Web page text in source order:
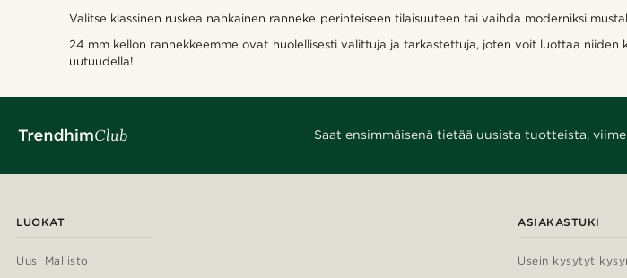
Valitse klassinen ruskea nahkainen ranneke perinteiseen tilaisuuteen tai vaihda moderniksi
24 mm kellon rannekkeemme ovat huolellisesti valittuja ja tarkastettuja, joten voit luottaa
uutuudella!
Saat ensimmäisenä tietää uusista tuotteista,
LUOKAT
Uusi Mallisto
ASIAKASTUKI
Usein kysytyt